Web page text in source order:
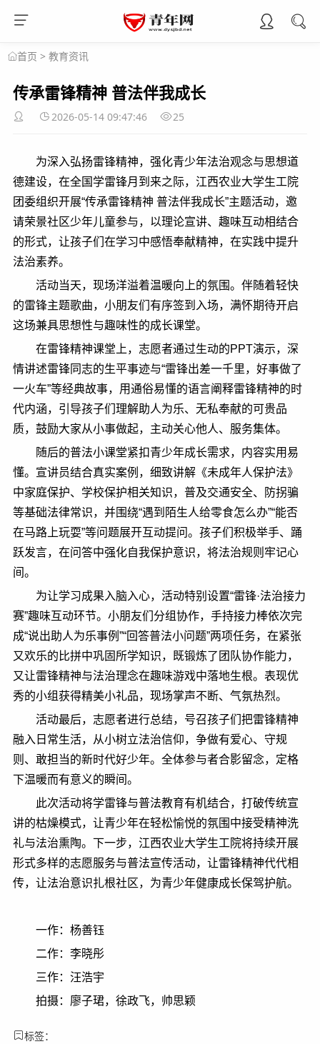
首页 > 教育资讯
传承雷锋精神 普法伴我成长
2026-05-14 09:47:46 25
为深入弘扬雷锋精神，强化青少年法治观念与思想道
德建设，在全国学雷锋月到来之际，江西农业大学生工院
团委组织开展“传承雷锋精神 普法伴我成长”主题活动，邀
请荣景社区少年儿童参与，以理论宣讲、趣味互动相结合
的形式，让孩子们在学习中感悟奉献精神，在实践中提升
法治素养。
活动当天，现场洋溢着温暖向上的氛围。伴随着轻快
的雷锋主题歌曲，小朋友们有序签到入场，满怀期待开启
这场兼具思想性与趣味性的成长课堂。
在雷锋精神课堂上，志愿者通过生动的PPT演示，深
情讲述雷锋同志的生平事迹与“雷锋出差一千里，好事做了
一火车”等经典故事，用通俗易懂的语言阐释雷锋精神的时
代内涵，引导孩子们理解助人为乐、无私奉献的可贵品
质，鼓励大家从小事做起，主动关心他人、服务集体。
随后的普法小课堂紧扣青少年成长需求，内容实用易
懂。宣讲员结合真实案例，细致讲解《未成年人保护法》
中家庭保护、学校保护相关知识，普及交通安全、防拐骗
等基础法律常识，并围绕“遇到陌生人给零食怎么办”“能否
在马路上玩耍”等问题展开互动提问。孩子们积极举手、踊
跃发言，在问答中强化自我保护意识，将法治规则牢记心
间。
为让学习成果入脑入心，活动特别设置“雷锋·法治接力
赛”趣味互动环节。小朋友们分组协作，手持接力棒依次完
成“说出助人为乐事例”“回答普法小问题”两项任务，在紧张
又欢乐的比拼中巩固所学知识，既锻炼了团队协作能力，
又让雷锋精神与法治理念在趣味游戏中落地生根。表现优
秀的小组获得精美小礼品，现场掌声不断、气氛热烈。
活动最后，志愿者进行总结，号召孩子们把雷锋精神
融入日常生活，从小树立法治信仰，争做有爱心、守规
则、敢担当的新时代好少年。全体参与者合影留念，定格
下温暖而有意义的瞬间。
此次活动将学雷锋与普法教育有机结合，打破传统宣
讲的枯燥模式，让青少年在轻松愉悦的氛围中接受精神洗
礼与法治熏陶。下一步，江西农业大学生工院将持续开展
形式多样的志愿服务与普法宣传活动，让雷锋精神代代相
传，让法治意识扎根社区，为青少年健康成长保驾护航。
一作：杨善钰
二作：李晓彤
三作：汪浩宇
拍摄：廖子珺，徐政飞，帅思颖
标签：